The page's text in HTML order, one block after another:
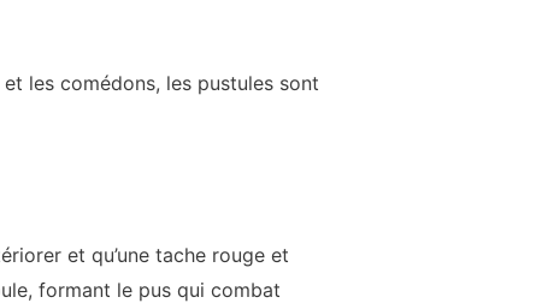
les comédons, les pustules sont
et qu’une tache rouge et
formant le pus qui combat